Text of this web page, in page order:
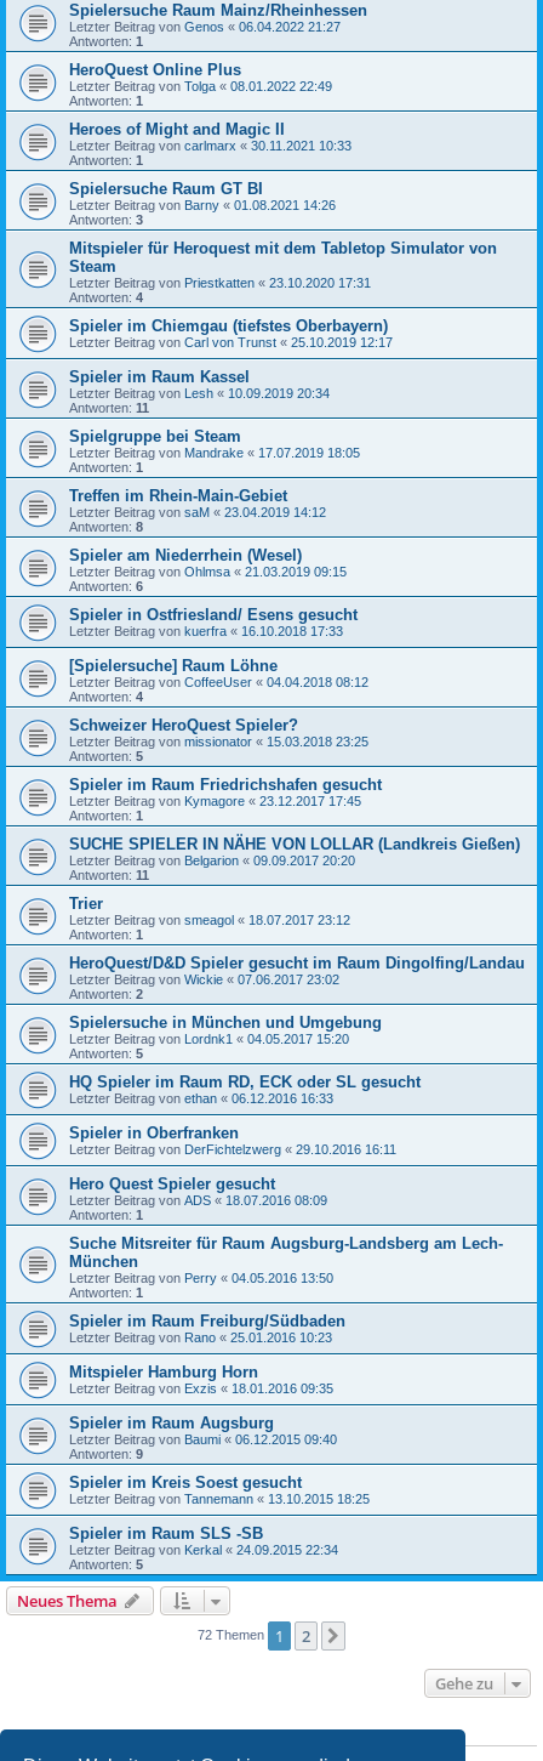
Spielersuche Raum Mainz/Rheinhessen
Letzter Beitrag von Genos « 06.04.2022 21:27
Antworten: 1
HeroQuest Online Plus
Letzter Beitrag von Tolga « 08.01.2022 22:49
Antworten: 1
Heroes of Might and Magic II
Letzter Beitrag von carlmarx « 30.11.2021 10:33
Antworten: 1
Spielersuche Raum GT BI
Letzter Beitrag von Barny « 01.08.2021 14:26
Antworten: 3
Mitspieler für Heroquest mit dem Tabletop Simulator von
Steam
Letzter Beitrag von Priestkatten « 23.10.2020 17:31
Antworten: 4
Spieler im Chiemgau (tiefstes Oberbayern)
Letzter Beitrag von Carl von Trunst « 25.10.2019 12:17
Spieler im Raum Kassel
Letzter Beitrag von Lesh « 10.09.2019 20:34
Antworten: 11
Spielgruppe bei Steam
Letzter Beitrag von Mandrake « 17.07.2019 18:05
Antworten: 1
Treffen im Rhein-Main-Gebiet
Letzter Beitrag von saM « 23.04.2019 14:12
Antworten: 8
Spieler am Niederrhein (Wesel)
Letzter Beitrag von Ohlmsa « 21.03.2019 09:15
Antworten: 6
Spieler in Ostfriesland/ Esens gesucht
Letzter Beitrag von kuerfra « 16.10.2018 17:33
[Spielersuche] Raum Löhne
Letzter Beitrag von CoffeeUser « 04.04.2018 08:12
Antworten: 4
Schweizer HeroQuest Spieler?
Letzter Beitrag von missionator « 15.03.2018 23:25
Antworten: 5
Spieler im Raum Friedrichshafen gesucht
Letzter Beitrag von Kymagore « 23.12.2017 17:45
Antworten: 1
SUCHE SPIELER IN NÄHE VON LOLLAR (Landkreis Gießen)
Letzter Beitrag von Belgarion « 09.09.2017 20:20
Antworten: 11
Trier
Letzter Beitrag von smeagol « 18.07.2017 23:12
Antworten: 1
HeroQuest/D&D Spieler gesucht im Raum Dingolfing/Landau
Letzter Beitrag von Wickie « 07.06.2017 23:02
Antworten: 2
Spielersuche in München und Umgebung
Letzter Beitrag von Lordnk1 « 04.05.2017 15:20
Antworten: 5
HQ Spieler im Raum RD, ECK oder SL gesucht
Letzter Beitrag von ethan « 06.12.2016 16:33
Spieler in Oberfranken
Letzter Beitrag von DerFichtelzwerg « 29.10.2016 16:11
Hero Quest Spieler gesucht
Letzter Beitrag von ADS « 18.07.2016 08:09
Antworten: 1
Suche Mitsreiter für Raum Augsburg-Landsberg am Lech-
München
Letzter Beitrag von Perry « 04.05.2016 13:50
Antworten: 1
Spieler im Raum Freiburg/Südbaden
Letzter Beitrag von Rano « 25.01.2016 10:23
Mitspieler Hamburg Horn
Letzter Beitrag von Exzis « 18.01.2016 09:35
Spieler im Raum Augsburg
Letzter Beitrag von Baumi « 06.12.2015 09:40
Antworten: 9
Spieler im Kreis Soest gesucht
Letzter Beitrag von Tannemann « 13.10.2015 18:25
Spieler im Raum SLS -SB
Letzter Beitrag von Kerkal « 24.09.2015 22:34
Antworten: 5
Neues Thema
72 Themen 1 2
Gehe zu